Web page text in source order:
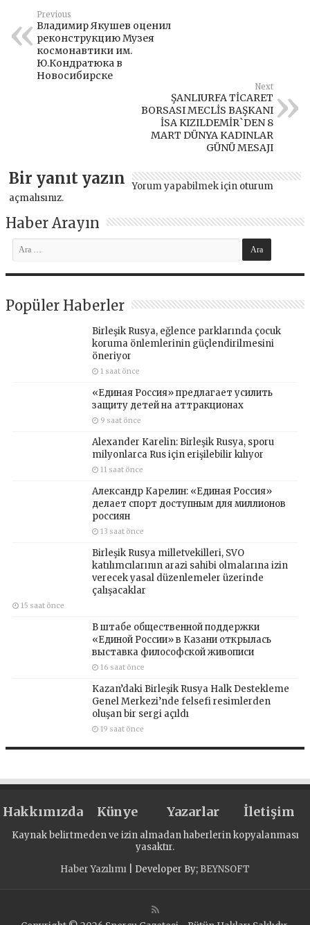
Previous
Владимир Якушев оценил
реконструкцию Музея
космонавтики им.
Ю.Кондратюка в
Новосибирске
Next
ŞANLIURFA TİCARET
BORSASI MECLİS BAŞKANI
İSA KIZILDEMİR`DEN 8
MART DÜNYA KADINLAR
GÜNÜ MESAJI
Bir yanıt yazın Yorum yapabilmek için oturum
açmalısınız.
Haber Arayın
Popüler Haberler
Birleşik Rusya, eğlence parklarında çocuk
koruma önlemlerinin güçlendirilmesini
öneriyor
1 saat önce
«Единая Россия» предлагает усилить
защиту детей на аттракционах
9 saat önce
Alexander Karelin: Birleşik Rusya, sporu
milyonlarca Rus için erişilebilir kılıyor
11 saat önce
Александр Карелин: «Единая Россия»
делает спорт доступным для миллионов
россиян
13 saat önce
Birleşik Rusya milletvekilleri, SVO
katılımcılarının arazi sahibi olmalarına izin
verecek yasal düzenlemeler üzerinde
çalışacaklar
15 saat önce
В штабе общественной поддержки
«Единой России» в Казани открылась
выставка философской живописи
16 saat önce
Kazan’daki Birleşik Rusya Halk Destekleme
Genel Merkezi’nde felsefi resimlerden
oluşan bir sergi açıldı
19 saat önce
Hakkımızda Künye Yazarlar İletişim
Kaynak belirtmeden ve izin almadan haberlerin kopyalanması
yasaktır.
Haber Yazılımı | Developer By; BEYNSOFT